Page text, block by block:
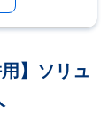
】ソリュ